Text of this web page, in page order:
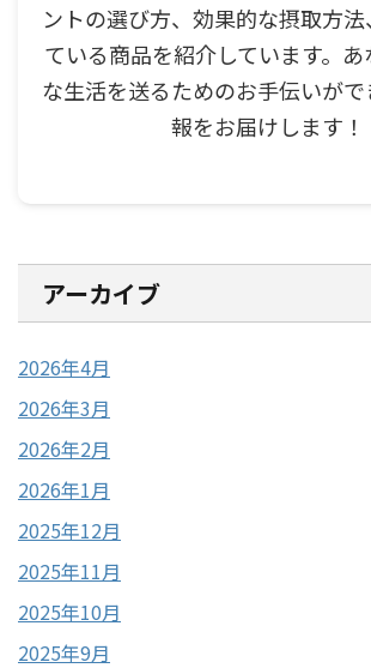
ントの選び方、効果的な摂取方
ている商品を紹介しています。
な生活を送るためのお手伝いが
報をお届けします！
アーカイブ
2026年4月
2026年3月
2026年2月
2026年1月
2025年12月
2025年11月
2025年10月
2025年9月